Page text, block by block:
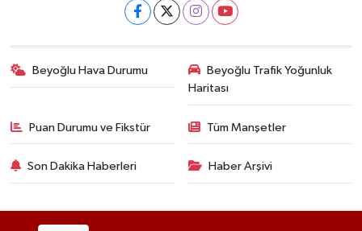
Beyoğlu Hava Durumu
Beyoğlu Trafik Yoğunluk
Haritası
Puan Durumu ve Fikstür Tüm Manşetler
Son Dakika Haberleri Haber Arşivi